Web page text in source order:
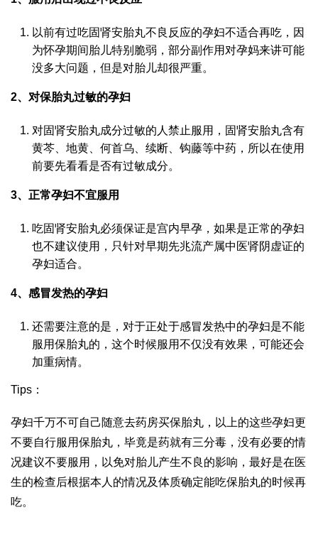
以前有过吃固肾安胎丸不良反应的孕妇不适合再吃，因
为怀孕期间胎儿特别脆弱，部分副作用对孕妈来讲可能
没多大问题，但是对胎儿却很严重。
2、对保胎丸过敏的孕妇
对固肾安胎丸成分过敏的人禁止服用，固肾安胎丸含有
黄芩、地黄、何首乌、续断、钩藤等中药，所以在使用
前要先看看是否有过敏成分。
3、正常孕妇不宜服用
吃固肾安胎丸必须保证是宫内早孕，如果是正常的孕妇
也不建议使用，只针对早期先兆流产属中医肾阴虚证的
孕妇适合。
4、感冒发热的孕妇
还需要注意的是，对于正处于感冒发热中的孕妇是不能
服用保胎丸的，这个时候服用不仅没有效果，可能还会
加重病情。
Tips：
孕妇千万不可自己随意去药房买保胎丸，以上的这些孕妇更
不要自行服用保胎丸，毕竟是药就有三分毒，没有必要的情
况建议不要服用，以免对胎儿产生不良的影响，最好是在医
生的检查后根据本人的情况及体质确定能吃保胎丸的时候再
吃。